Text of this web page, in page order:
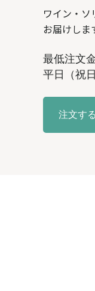
ワイン・
お届けしま
最低注文
平日（祝
注文する